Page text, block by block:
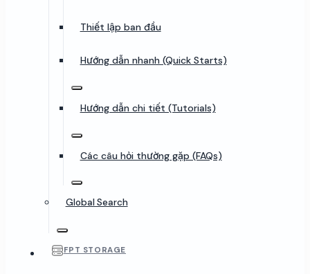
Thiết lập ban đầu
Hướng dẫn nhanh (Quick Starts)
Hướng dẫn chi tiết (Tutorials)
Các câu hỏi thường gặp (FAQs)
Global Search
FPT STORAGE